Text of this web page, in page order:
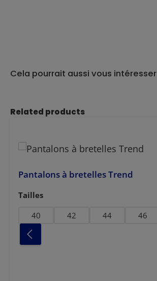
Cela pourrait aussi vous intéresser
Ignorer la galerie de produits
Related products
Pantalons à bretelles Trend
Sélectionnez
Tailles
40 42 44 46